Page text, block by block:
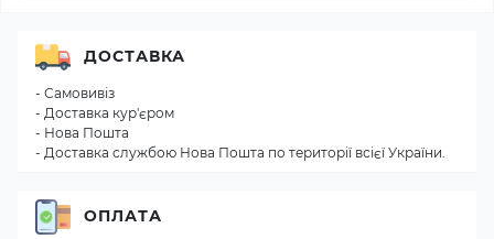
ДОСТАВКА
- Самовивіз
- Доставка кур'єром
- Нова Пошта
- Доставка службою Нова Пошта по території всієї України.
ОПЛАТА